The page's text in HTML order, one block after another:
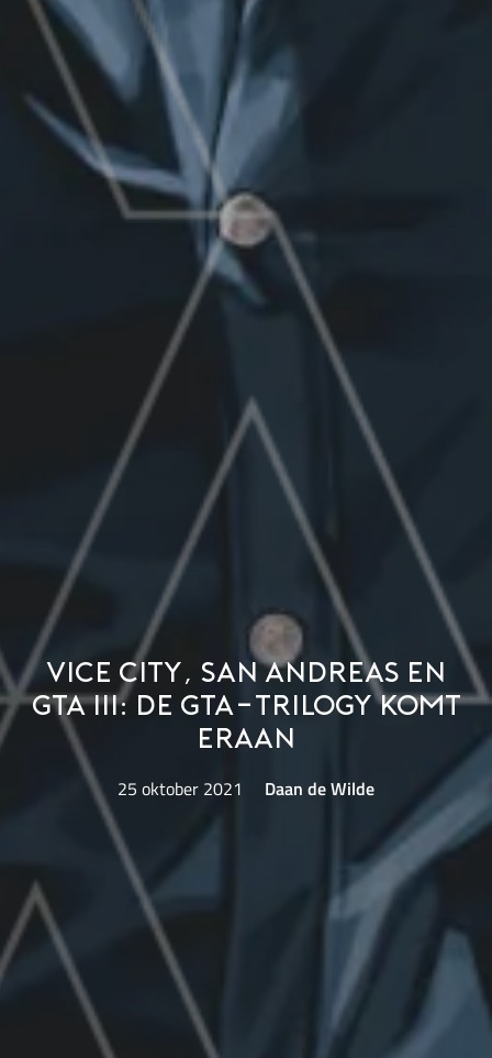
Vice City, San Andreas en
GTA III: de GTA-Trilogy komt
eraan
25 oktober 2021 Daan de Wilde